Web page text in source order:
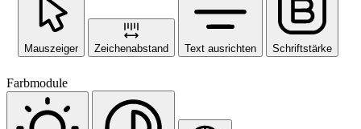
Mauszeiger Zeichenabstand Text ausrichten Schriftstärke
Farbmodule